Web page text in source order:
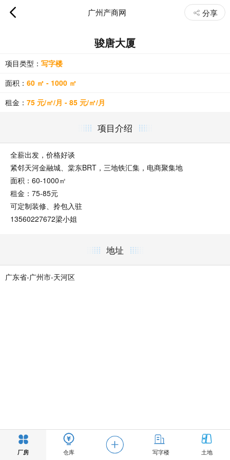
分享
广州产商网
骏唐大厦
项目类型： 写字楼
面积： 60 ㎡ - 1000 ㎡
租金： 75 元/㎡/月 - 85 元/㎡/月
项目介绍
全薪出发，价格好谈
紧邻天河金融城、棠东BRT，三地铁汇集，电商聚集地
面积：60-1000㎡
租金：75-85元
可定制装修、拎包入驻
13560227672梁小姐
地址
广东省-广州市-天河区
厂房 仓库 写字楼 土地